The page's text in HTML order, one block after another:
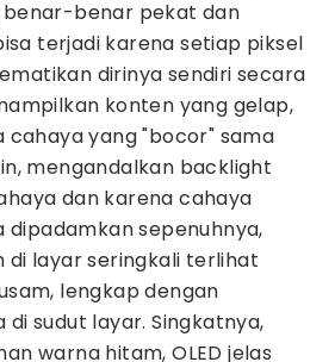
benar pekat dan
terjadi karena setiap piksel
dirinya sendiri secara
konten yang gelap,
cahaya yang "bocor" sama
mengandalkan backlight
dan karena cahaya
sepenuhnya,
di layar seringkali terlihat
lengkap dengan
sudut layar. Singkatnya,
warna hitam, OLED jelas